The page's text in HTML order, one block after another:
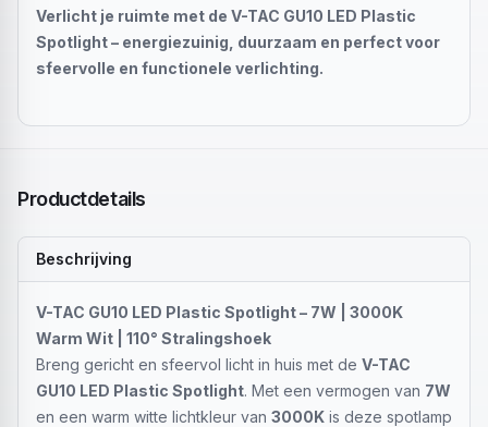
Verlicht je ruimte met de V-TAC GU10 LED Plastic
Spotlight – energiezuinig, duurzaam en perfect voor
sfeervolle en functionele verlichting.
Productdetails
Beschrijving
V-TAC GU10 LED Plastic Spotlight – 7W | 3000K
Warm Wit | 110° Stralingshoek
Breng gericht en sfeervol licht in huis met de V-TAC
GU10 LED Plastic Spotlight. Met een vermogen van 7W
en een warm witte lichtkleur van 3000K is deze spotlamp